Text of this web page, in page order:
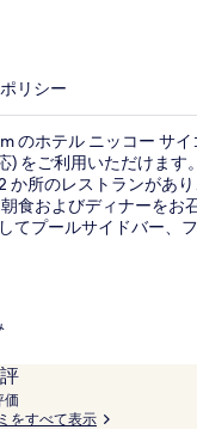
ポリシー
のホテル ニッコー サ
) をご利用いただけます
か所のレストランがあ
食およびディナーをお
てプールサイドバー、
朝食を高く評価していま
価
行
をすべて表示